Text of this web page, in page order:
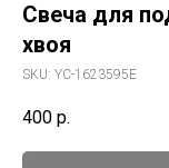
Свеча для
хвоя
SKU: YC-1623595E
400 р.